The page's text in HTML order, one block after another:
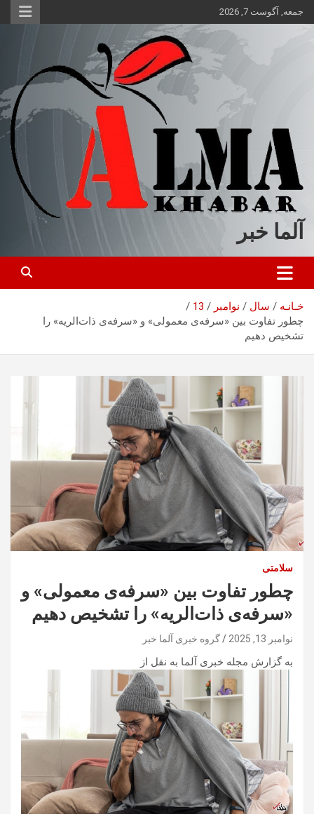
محتوا
جمعه, آگوست 7, 2026
آلما خبر
خـانـه سال نوامبر
13
چطور تفاوت بین «سرفه‌ی معمولی» و «سرفه‌ی ذات‌الریه» را
تشخیص دهیم
سلامتی
چطور تفاوت بین «سرفه‌ی معمولی» و
«سرفه‌ی ذات‌الریه» را تشخیص دهیم
نوامبر 13, 2025 گروه خبری آلما خبر
به گزارش مجله خبری آلما به نقل از